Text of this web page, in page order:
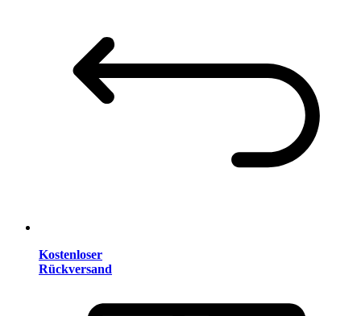
Kostenloser
Rückversand